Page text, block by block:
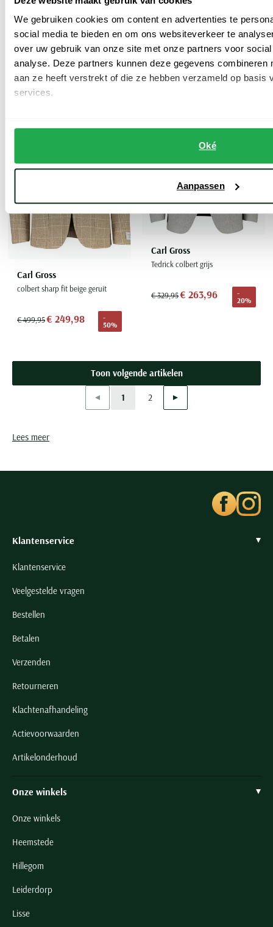
We gebruiken cookies om content en advertenties te
social media te bieden en om ons websiteverkeer te
over uw gebruik van onze site met onze partners voor
analyse. Deze partners kunnen deze gegevens combineren
aan ze heeft verstrekt of die ze hebben verzameld op basis
services.
Oké
Aanpassen
€ 289,95€ 231,96
-
Carl Gross
colbert beige effen merinowol normale fit
€ 479,95€ 191,98
-
60%
Carl Gross
colbert sharp fit beige geruit
€ 499,95€ 249,98
-
50%
Carl Gross
Tedrick colbert grijs
€ 329,95€ 263,96
-
20%
Toon volgende artikelen
Vorige
Current Page
1
Page
2 Volgende
Lees meer
Klantenservice
Klantenservice
Veelgestelde vragen
Bestellen
Betalen
Verzenden
Retourneren
Klachtenafhandeling
Actievoorwaarden
Artikelonderhoud
Onze winkels
Onze winkels
Heemstede
Hillegom
Leiderdorp
Lisse